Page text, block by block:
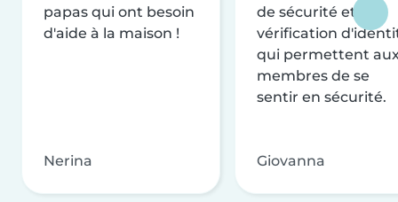
papas qui ont besoin
d'aide à la maison !
Nerina
de sécurité et de
vérification
qui permettent
membres de se
sentir en sécurité.
Giovanna